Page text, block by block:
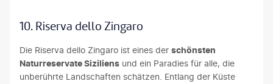
10. Riserva dello Zingaro
Die Riserva dello Zingaro ist eines der schönsten
Naturreservate Siziliens und ein Paradies für alle, die
unberührte Landschaften schätzen. Entlang der Küste